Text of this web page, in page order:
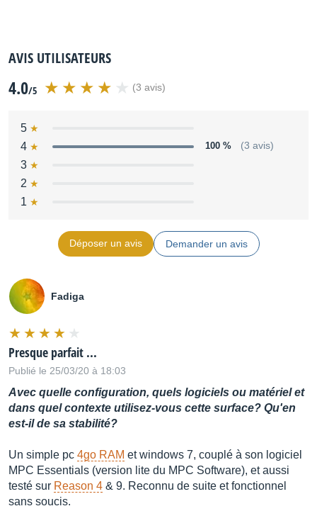
AVIS UTILISATEURS
4.0/5 (3 avis)
5
4
100 % (3 avis)
3
2
1
Déposer un avis Demander un avis
Fadiga
Presque parfait ...
Publié le 25/03/20 à 18:03
Avec quelle configuration, quels logiciels ou matériel et
dans quel contexte utilisez-vous cette surface? Qu'en
est-il de sa stabilité?
Un simple pc 4go RAM et windows 7, couplé à son logiciel
MPC Essentials (version lite du MPC Software), et aussi
testé sur Reason 4 & 9. Reconnu de suite et fonctionnel
sans soucis.